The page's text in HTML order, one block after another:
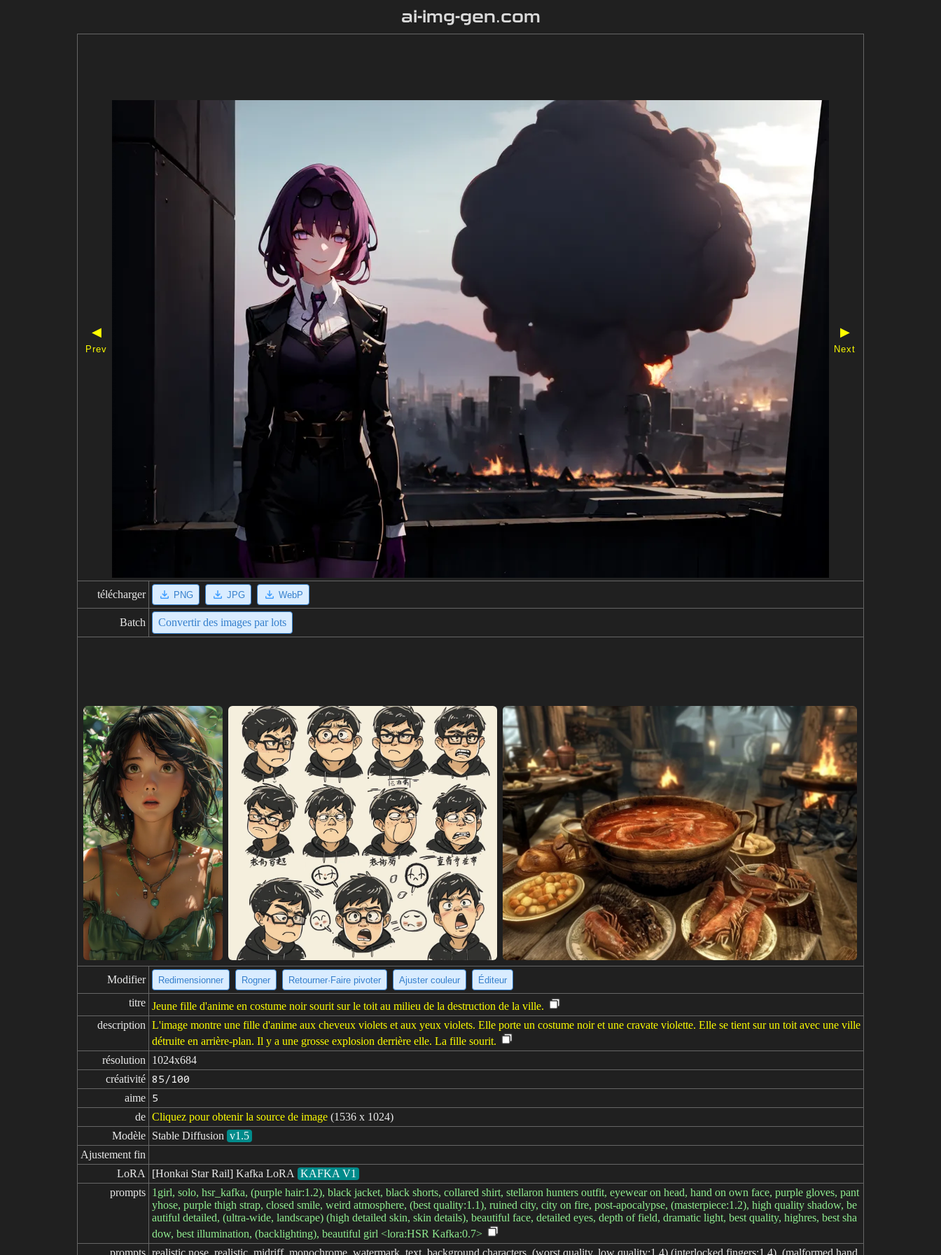
ai-img-gen.com
◀
Prev
▶
Next
télécharger PNG JPG WebP
Batch Convertir des images par lots
Modifier Redimensionner Rogner Retourner·Faire pivoter Ajuster couleur Éditeur
titre Jeune fille d'anime en costume noir sourit sur le toit au milieu de la destruction de la ville.
description L'image montre une fille d'anime aux cheveux violets et aux yeux violets. Elle porte un costume noir et une cravate violette. Elle se tient sur un toit avec une ville
détruite en arrière-plan. Il y a une grosse explosion derrière elle. La fille sourit.
résolution
1024x684
créativité 85/100
aime 5
de Cliquez pour obtenir la source de image (1536 x 1024)
Modèle Stable Diffusion v1.5
Ajustement fin
LoRA
[Honkai Star Rail] Kafka LoRA KAFKA V1
prompts 1girl, solo, hsr_kafka, (purple hair:1.2), black jacket, black shorts, collared shirt, stellaron hunters outfit, eyewear on head, hand on own face, purple gloves, pant
yhose, purple thigh strap, closed smile, weird atmosphere, (best quality:1.1), ruined city, city on fire, post-apocalypse, (masterpiece:1.2), high quality shadow, be
autiful detailed, (ultra-wide, landscape) (high detailed skin, skin details), beautiful face, detailed eyes, depth of field, dramatic light, best quality, highres, best sha
dow, best illumination, (backlighting), beautiful girl <lora:HSR Kafka:0.7>
prompts realistic nose, realistic, midriff, monochrome, watermark, text, background characters, (worst quality, low quality:1.4),(interlocked fingers:1.4), (malformed hand